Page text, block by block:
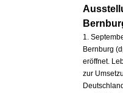
1.
Bernburg
eröffnet.
zur